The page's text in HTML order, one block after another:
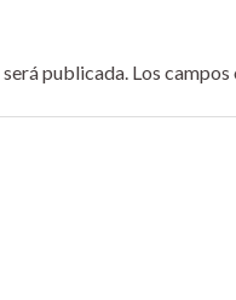
publicada. Los